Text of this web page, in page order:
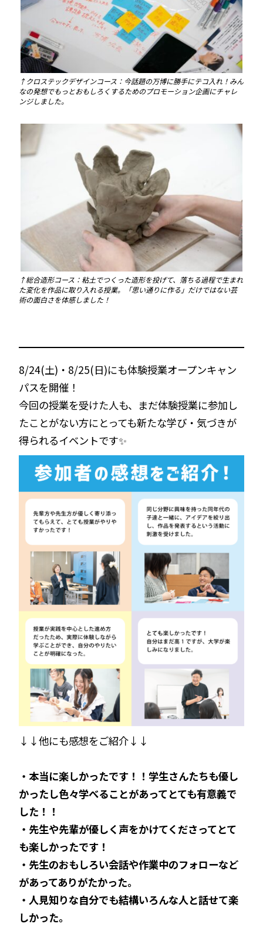
↑クロステックデザインコース：今話題の万博に勝手にテコ入れ！みん
なの発想でもっとおもしろくするためのプロモーション企画にチャレ
ンジしました。
↑総合造形コース：粘土でつくった造形を投げて、落ちる過程で生まれ
た変化を作品に取り入れる授業。「思い通りに作る」だけではない芸
術の面白さを体感しました！
8/24(土)・8/25(日)にも体験授業オープンキャン
パスを開催！
今回の授業を受けた人も、まだ体験授業に参加し
たことがない方にとっても新たな学び・気づきが
得られるイベントです✨
↓↓他にも感想をご紹介↓↓
・本当に楽しかったです！！学生さんたちも優し
かったし色々学べることがあってとても有意義で
した！！
・先生や先輩が優しく声をかけてくださってとて
も楽しかったです！
・先生のおもしろい会話や作業中のフォローなど
があってありがたかった。
・人見知りな自分でも結構いろんな人と話せて楽
しかった。